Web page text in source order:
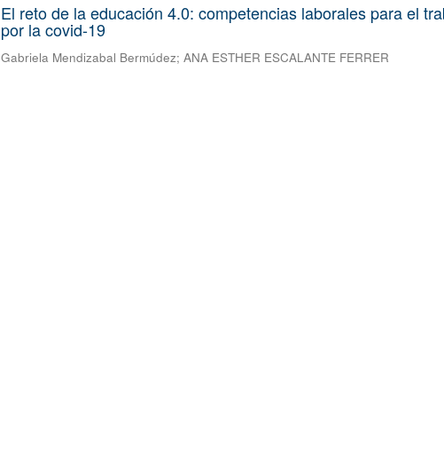
El reto de la educación 4.0: competencias laborales para el
por la covid-19
Gabriela Mendizabal Bermúdez;ANA ESTHER ESCALANTE FERRER